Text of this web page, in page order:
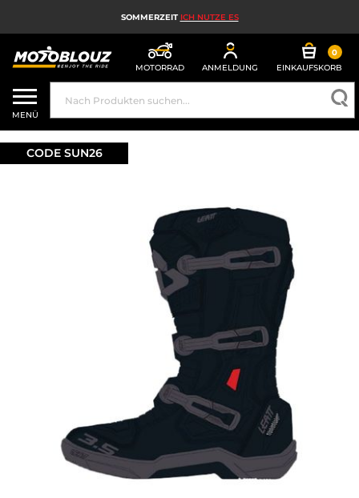
SOMMERZEIT ICH NUTZE ES
MOTORRAD ANMELDUNG
0
EINKAUFSKORB
MOTORRADHELM
MOTORRADAUSRÜSTUNG FÜR HERREN
MOTORRADAUSRÜSTUNG FÜR DAMEN
HIGH-TECH-MOTORRAD
MOTORRAD-AIRBAG
MOTORRADTEILE UND WERKZEUGE
MOTORRADZUBEHÖR
MOTORRADGEPÄCK
SPORTBEKLEIDUNG
SPEZIELLE ANGEBOTE UND SONDERAKTIONEN
GESCHENKKARTEN
MENÜ
CODE SUN26